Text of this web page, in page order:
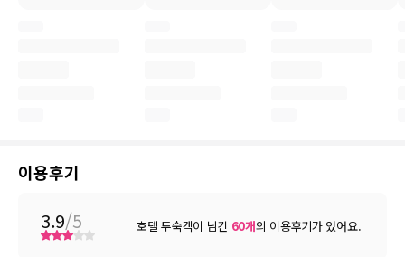
이용후기
3.9/5 호텔 투숙객이 남긴 60개의 이용후기가 있어요.